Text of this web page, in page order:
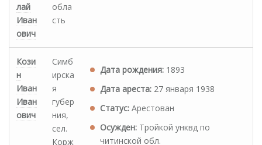
лай
Иван
ович
обла
сть
Кози
н
Иван
Иван
ович
Симб
ирска
я
губер
ния,
сел.
Корж
Дата рождения: 1893
Дата ареста: 27 января 1938
Статус: Арестован
Осужден: Тройкой унквд по
читинской обл.